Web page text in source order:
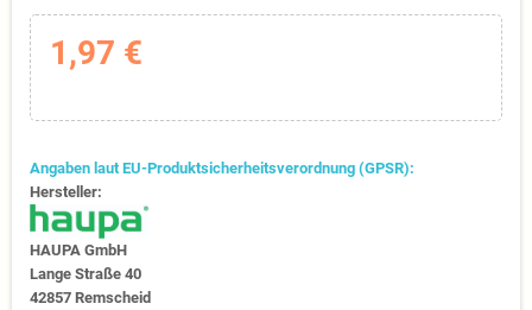
1,97 €
Angaben laut EU-Produktsicherheitsverordnung (GPSR):
Hersteller:
HAUPA GmbH
Lange Straße 40
42857 Remscheid